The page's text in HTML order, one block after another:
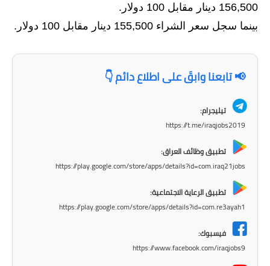
الاخبار الرياضية
اخبار وقرارات وزارة التربية
اسئلة وزارية
156,500 دينار مقابل 100 دولار.
بينما سجل سعر الشراء 155,500 دينار مقابل 100 دولار.
📢 تابعنا وابقَ على اطلاع دائم 👇
تيليجرام:
https://t.me/iraqjobs2019
تطبيق وظائف العراق:
https://play.google.com/store/apps/details?id=com.iraq21jobs
تطبيق الرعاية الاجتماعية:
https://play.google.com/store/apps/details?id=com.re3ayah1
فيسبوك:
https://www.facebook.com/iraqjobs9